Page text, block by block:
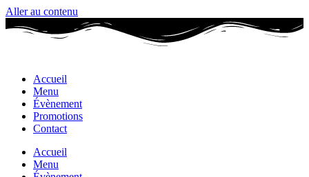
Aller au contenu
Accueil
Menu
Évènement
Promotions
Contact
Accueil
Menu